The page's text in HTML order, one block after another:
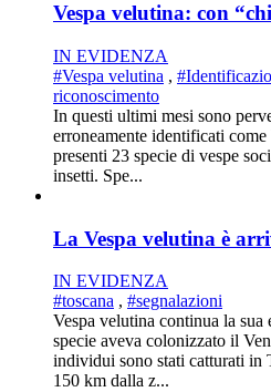
Vespa velutina: con
IN EVIDENZA
#Vespa velutina ,
riconoscimento
In questi ultimi mesi sono
erroneamente identificati
presenti 23 specie di vespe
insetti. Spe...
La Vespa velutina è
IN EVIDENZA
#toscana , #segnalazioni
Vespa velutina continua la
specie aveva colonizzato il
individui sono stati catturati in
150 km dalla z...